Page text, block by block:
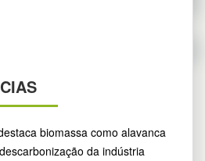
biomassa como alavanca
da indústria